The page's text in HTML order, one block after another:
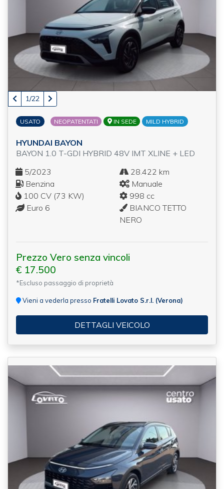
1/22
USATO NEOPATENTATI IN SEDE MILD HYBRID
HYUNDAI BAYON
BAYON 1.0 T-GDI HYBRID 48V IMT XLINE + LED
5/2023
28.422 km
Benzina
Manuale
100 CV (73 KW)
998 cc
Euro 6
BIANCO TETTO
NERO
Prezzo Vero senza vincoli
€ 17.500
*Escluso passaggio di proprietà
Vieni a vederla presso Fratelli Lovato S.r.l. (Verona)
DETTAGLI VEICOLO